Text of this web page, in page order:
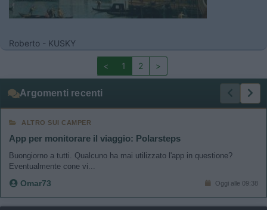
Roberto - KUSKY
< 1 2 >
Argomenti recenti
ALTRO SUI CAMPER
App per monitorare il viaggio: Polarsteps
Buongiorno a tutti. Qualcuno ha mai utilizzato l'app in questione?
Eventualmente cone vi...
Omar73 Oggi alle 09:38